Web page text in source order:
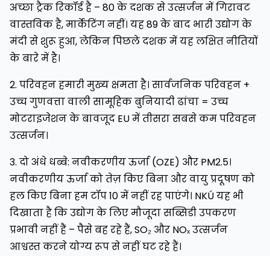
अच्छा ट्रैक रिकॉर्ड है – 80 के दशक से उत्सर्जन में गिरावट
वास्तविक है, मार्केटिंग नहीं। यह 89 के बाद भारी उद्योग के
मंदी से शुरू हुआ, लेकिन पिछले दशक में यह लक्षित नीतियों
के बारे में है।
2. परिवहन हमारी मुख्य क्षमता है। सार्वजनिक परिवहन +
उच्च गुणवत्ता वाली सामूहिक बुनियादी ढांचा = उच्च
मोटराइजेशन के बावजूद EU में तीसरा सबसे कम परिवहन
उत्सर्जन।
3. दो अंधे धब्बे: नवीकरणीय ऊर्जा (OZE) और PM2.5।
नवीकरणीय ऊर्जा को तेज़ किए बिना और वायु प्रदूषण को
हल किए बिना हम टॉप 10 में नहीं रह पाएंगे। NKÚ यह भी
दिखाता है कि उद्योग के लिए मौजूदा सब्सिडी उपकरण
प्रभावी नहीं हैं – पैसे बह रहे हैं, SO₂ और NOₓ उत्सर्जन
आश्वस्त करने योग्य रूप से नहीं घट रहे हैं।